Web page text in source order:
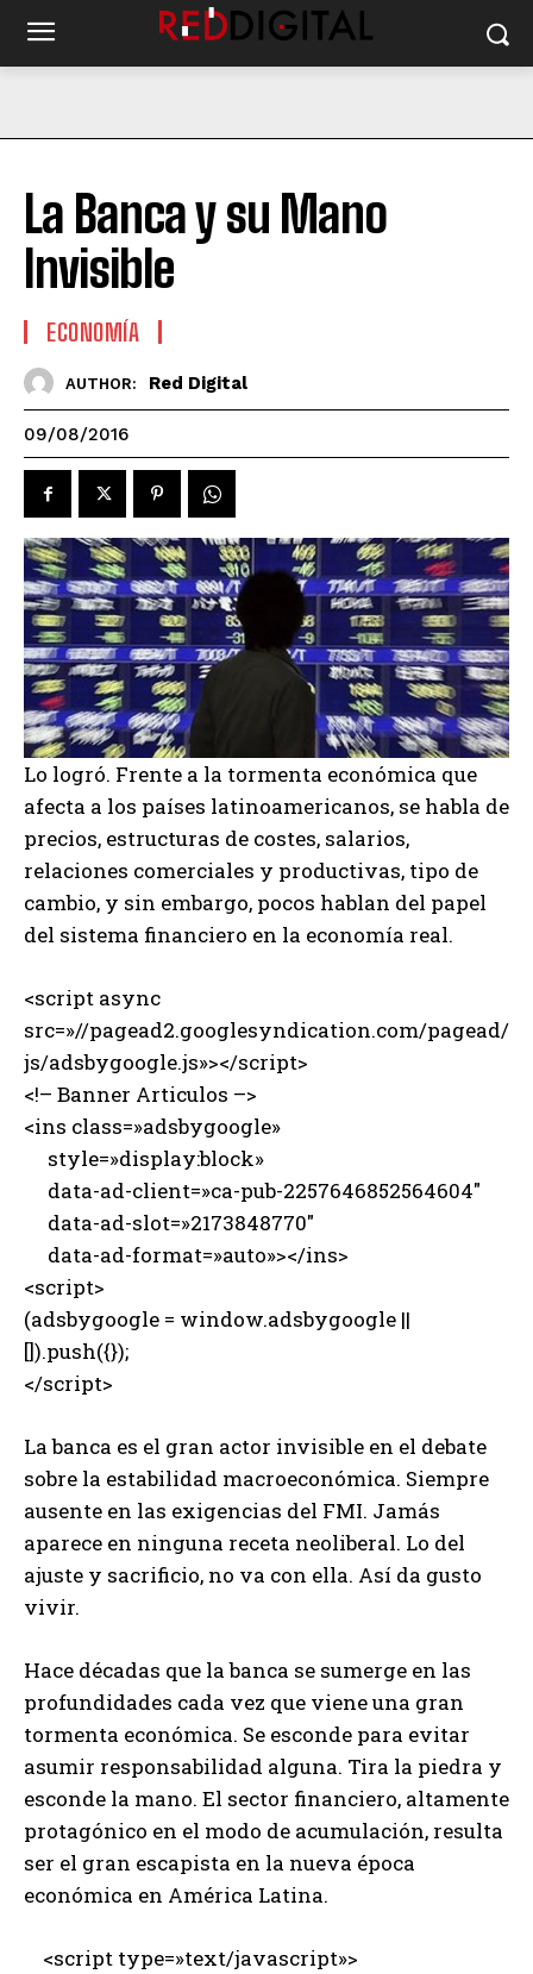
La Banca y su Mano
Invisible
ECONOMÍA
AUTHOR: Red Digital
09/08/2016
Lo logró. Frente a la tormenta económica que
afecta a los países latinoamericanos, se habla de
precios, estructuras de costes, salarios,
relaciones comerciales y productivas, tipo de
cambio, y sin embargo, pocos hablan del papel
del sistema financiero en la economía real.
<script async
src=»//pagead2.googlesyndication.com/pagead/
js/adsbygoogle.js»></script>
<!– Banner Articulos –>
<ins class=»adsbygoogle»
style=»display:block»
data-ad-client=»ca-pub-2257646852564604″
data-ad-slot=»2173848770″
data-ad-format=»auto»></ins>
<script>
(adsbygoogle = window.adsbygoogle ||
[]).push({});
</script>
La banca es el gran actor invisible en el debate
sobre la estabilidad macroeconómica. Siempre
ausente en las exigencias del FMI. Jamás
aparece en ninguna receta neoliberal. Lo del
ajuste y sacrificio, no va con ella. Así da gusto
vivir.
Hace décadas que la banca se sumerge en las
profundidades cada vez que viene una gran
tormenta económica. Se esconde para evitar
asumir responsabilidad alguna. Tira la piedra y
esconde la mano. El sector financiero, altamente
protagónico en el modo de acumulación, resulta
ser el gran escapista en la nueva época
económica en América Latina.
<script type=»text/javascript»>